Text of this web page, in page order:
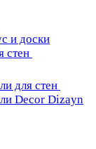
и доски
стен
для стен
Decor Dizayn